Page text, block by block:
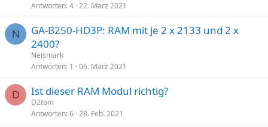
Antworten 4 22. März 2021
N
GA-B250-HD3P: RAM mit je 2 x 2133 und 2 x
2400?
Neismark
Antworten 1 06. März 2021
D Ist dieser RAM Modul richtig?
D2tom
Antworten 6 28. Feb. 2021